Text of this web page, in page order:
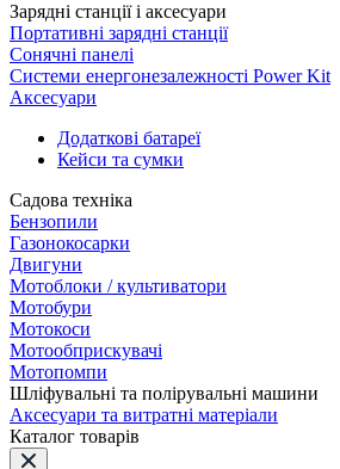
Зарядні станції і аксесуари
Портативні зарядні станції
Сонячні панелі
Системи енергонезалежності Power Kit
Аксесуари
Додаткові батареї
Кейси та сумки
Садова техніка
Бензопили
Газонокосарки
Двигуни
Мотоблоки / культиватори
Мотобури
Мотокоси
Мотообприскувачі
Мотопомпи
Шліфувальні та полірувальні машини
Аксесуари та витратні матеріали
Каталог товарів